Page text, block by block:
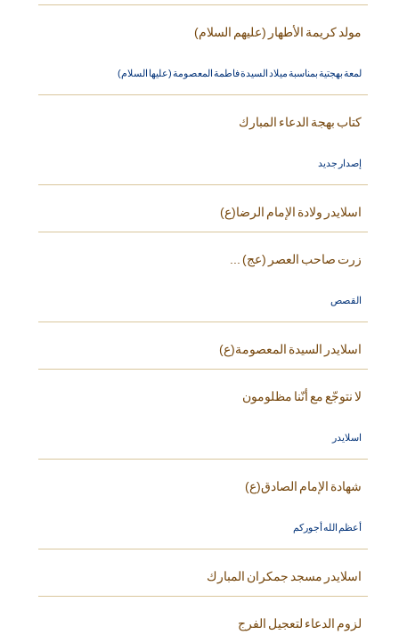
مولد كريمة الأطهار (عليهم السلام)
لمعة بهجتية بمناسبة ميلاد السيدة فاطمة المعصومة (عليها السلام)
كتاب بهجة الدعاء المبارك
إصدار جديد
اسلايدر ولادة الإمام الرضا(ع)
زرت صاحب العصر (عج) ...
القصص
اسلايدر السيدة المعصومة(ع)
لا نتوجّع مع أنّنا مظلومون
اسلايدر
شهادة الإمام الصادق(ع)
أعظم الله أجوركم
اسلايدر مسجد جمكران المبارك
لزوم الدعاء لتعجيل الفرج